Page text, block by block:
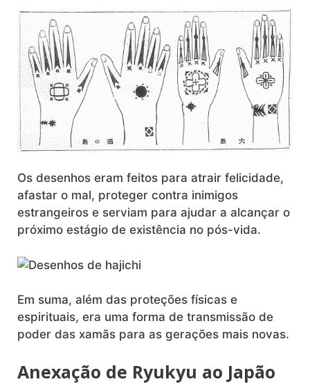
Os desenhos eram feitos para atrair felicidade,
afastar o mal, proteger contra inimigos
estrangeiros e serviam para ajudar a alcançar o
próximo estágio de existência no pós-vida.
Em suma, além das proteções físicas e
espirituais, era uma forma de transmissão de
poder das xamãs para as gerações mais novas.
Anexação de Ryukyu ao Japão